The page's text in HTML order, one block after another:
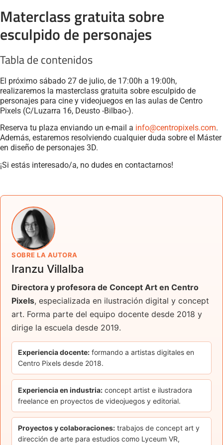
Materclass gratuita sobre
esculpido de personajes
Tabla de contenidos
El próximo sábado 27 de julio, de 17:00h a 19:00h,
realizaremos la masterclass gratuita sobre esculpido de
personajes para cine y videojuegos en las aulas de Centro
Pixels (C/Luzarra 16, Deusto -Bilbao-).
Reserva tu plaza enviando un e-mail a info@centropixels.com.
Además, estaremos resolviendo cualquier duda sobre el Máster
en diseño de personajes 3D.
¡Si estás interesado/a, no dudes en contactarnos!
SOBRE LA AUTORA
Iranzu Villalba
Directora y profesora de Concept Art en Centro
Pixels, especializada en ilustración digital y concept
art. Forma parte del equipo docente desde 2018 y
dirige la escuela desde 2019.
Experiencia docente: formando a artistas digitales en
Centro Pixels desde 2018.
Experiencia en industria: concept artist e ilustradora
freelance en proyectos de videojuegos y editorial.
Proyectos y colaboraciones: trabajos de concept art y
dirección de arte para estudios como Lyceum VR,